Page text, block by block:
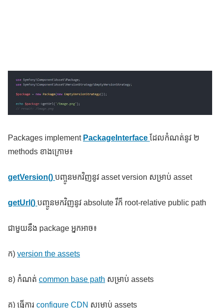
Packages implement PackageInterface ដែលកំណត់នូវ ២
methods ខាងក្រោម៖
getVersion() បញ្ចូនមកវិញនូវ asset version សម្រាប់ asset
getUrl() បញ្ចូនមកវិញនូវ absolute រឹក៏ root-relative public path
ជាមួយនឹង package អ្នកអាច៖
ក) version the assets
ខ) កំណត់ common base path សម្រាប់ assets
គ) ធ្វើការ configure CDN សម្រាប់ assets